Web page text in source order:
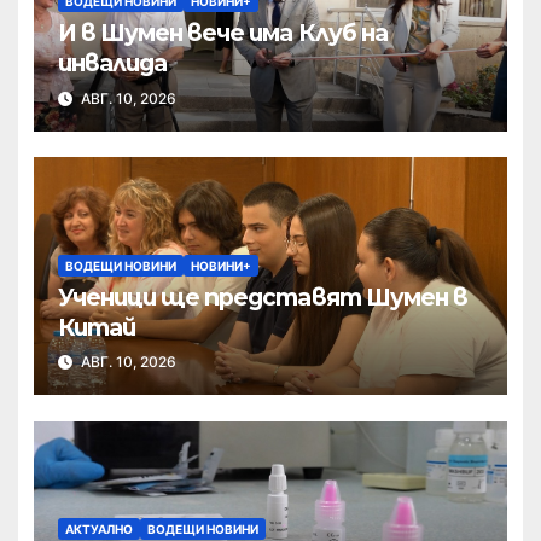
И в Шумен вече има Клуб на
инвалида
АВГ. 10, 2026
ВОДЕЩИ НОВИНИ НОВИНИ+
Ученици ще представят Шумен в
Китай
АВГ. 10, 2026
АКТУАЛНО ВОДЕЩИ НОВИНИ